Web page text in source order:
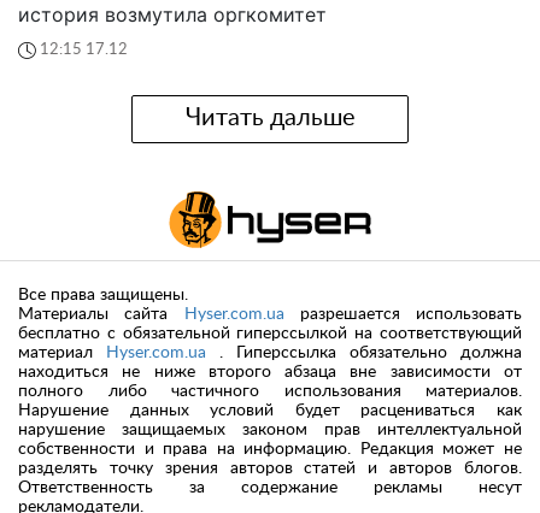
история возмутила оргкомитет
12:15 17.12
Читать дальше
Все права защищены.
Материалы сайта
Hyser.com.ua разрешается использовать
бесплатно с обязательной гиперссылкой на соответствующий
материал
Hyser.com.ua . Гиперссылка обязательно должна
находиться не ниже второго абзаца вне зависимости от
полного либо частичного использования материалов.
Нарушение данных условий будет расцениваться как
нарушение защищаемых законом прав интеллектуальной
собственности и права на информацию. Редакция может не
разделять точку зрения авторов статей и авторов блогов.
Ответственность за содержание рекламы несут
рекламодатели.